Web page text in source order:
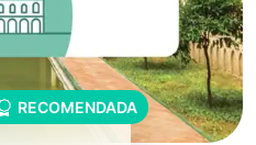
RECOMENDADA